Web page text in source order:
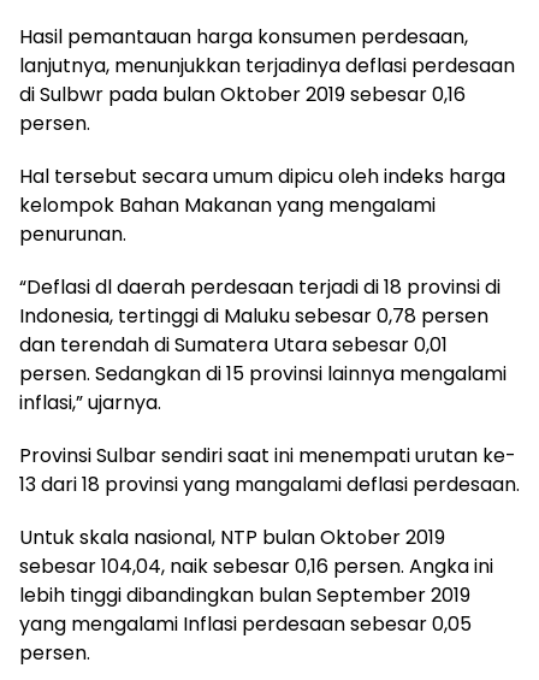
Hasil pemantauan harga konsumen perdesaan,
lanjutnya, menunjukkan terjadinya deflasi perdesaan
di Sulbwr pada bulan Oktober 2019 sebesar 0,16
persen.
Hal tersebut secara umum dipicu oleh indeks harga
kelompok Bahan Makanan yang mengaIami
penurunan.
“Deflasi dl daerah perdesaan terjadi di 18 provinsi di
Indonesia, tertinggi di Maluku sebesar 0,78 persen
dan terendah di Sumatera Utara sebesar 0,01
persen. Sedangkan di 15 provinsi lainnya mengalami
inflasi,” ujarnya.
Provinsi Sulbar sendiri saat ini menempati urutan ke-
13 dari 18 provinsi yang mangalami deflasi perdesaan.
Untuk skala nasional, NTP bulan Oktober 2019
sebesar 104,04, naik sebesar 0,16 persen. Angka ini
lebih tinggi dibandingkan bulan September 2019
yang mengalami Inflasi perdesaan sebesar 0,05
persen.